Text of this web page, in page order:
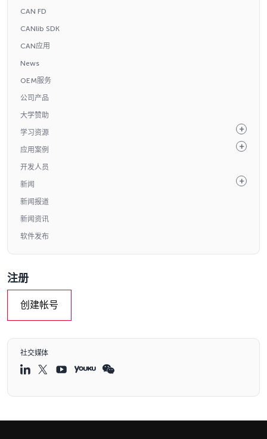
CAN FD
CANlib SDK
CAN应用
News
OEM服务
公司产品
大学赞助
学习资源
应用案例
开发人员
新闻
新闻报道
新闻资讯
软件发布
注册
创建帐号
社交媒体